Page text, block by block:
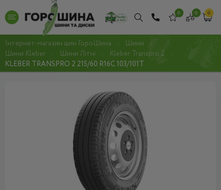
0 0 0
Інтернет-магазин шин ГороШина
Шини
Шини Kleber
Шини Літні
Kleber Transpro 2
KLEBER TRANSPRO 2 215/60 R16C 103/101T